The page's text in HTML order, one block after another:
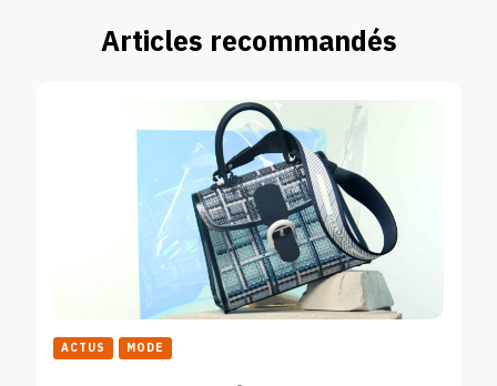
Articles recommandés
ACTUS MODE